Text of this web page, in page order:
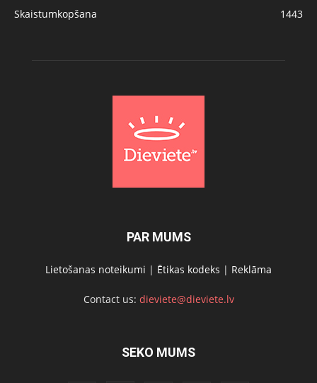
Skaistumkopšana
1443
PAR MUMS
Lietošanas noteikumi | Ētikas kodeks | Reklāma
Contact us: dieviete@dieviete.lv
SEKO MUMS